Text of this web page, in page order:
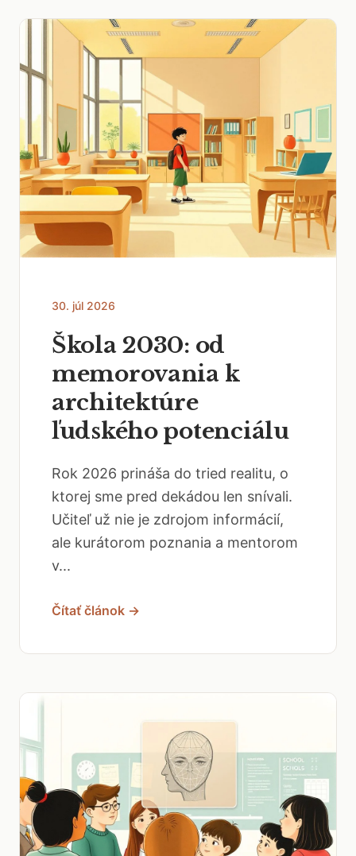
30. júl 2026
Škola 2030: od
memorovania k
architektúre
ľudského potenciálu
Rok 2026 prináša do tried realitu, o
ktorej sme pred dekádou len snívali.
Učiteľ už nie je zdrojom informácií,
ale kurátorom poznania a mentorom
v...
Čítať článok →